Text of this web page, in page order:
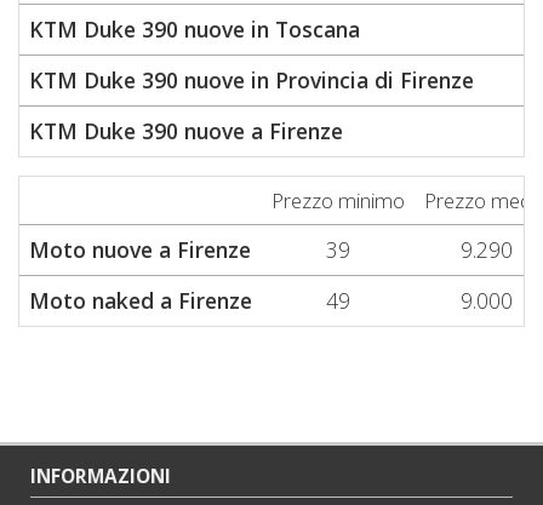
KTM Duke 390 nuove in Toscana
KTM Duke 390 nuove in Provincia di Firenze
KTM Duke 390 nuove a Firenze
Prezzo minimo Prezzo
Moto nuove a Firenze 39
9.290
Moto naked a Firenze
49 9.000
INFORMAZIONI